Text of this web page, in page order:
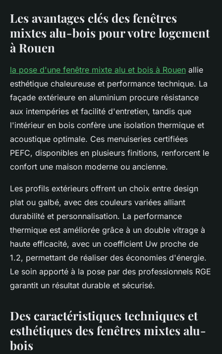
Les avantages clés des fenêtres
mixtes alu-bois pour votre logement
à Rouen
la pose d'une fenêtre mixte alu et bois à Rouen allie
esthétique chaleureuse et performance technique. La
façade extérieure en aluminium procure résistance
aux intempéries et facilité d'entretien, tandis que
l'intérieur en bois confère une isolation thermique et
acoustique optimale. Ces menuiseries certifiées
PEFC, disponibles en plusieurs finitions, renforcent le
confort une maison moderne ou ancienne.
Les profils extérieurs offrent un choix entre design
plat ou galbé, avec des couleurs variées alliant
durabilité et personnalisation. La performance
thermique est améliorée grâce à un double vitrage à
haute efficacité, avec un coefficient Uw proche de
1.2, permettant de réaliser des économies d'énergie.
Le soin apporté à la pose par des professionnels RGE
garantit un résultat durable et sécurisé.
Des caractéristiques techniques et
esthétiques des fenêtres mixtes alu-
bois